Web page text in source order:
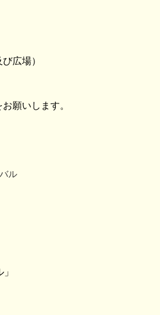
広場）
願いします。
ル